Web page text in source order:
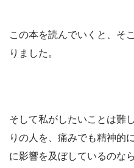
この本を読んでいくと、そ
りました。
そして私がしたいことは難
りの人を、痛みでも精神的
に影響を及ぼしているのな